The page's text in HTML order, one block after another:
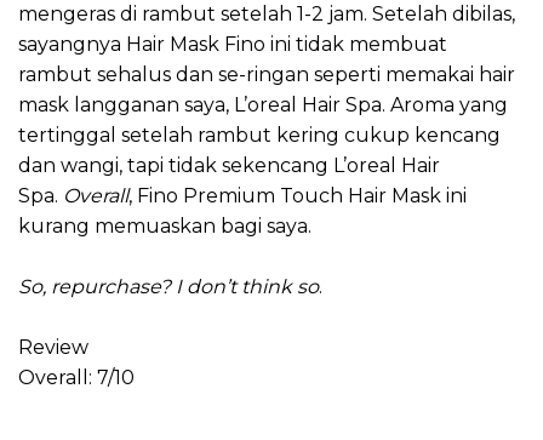
mengeras di rambut setelah 1-2 jam. Setelah dibilas,
sayangnya Hair Mask Fino ini tidak membuat
rambut sehalus dan se-ringan seperti memakai hair
mask langganan saya, L’oreal Hair Spa. Aroma yang
tertinggal setelah rambut kering cukup kencang
dan wangi, tapi tidak sekencang L’oreal Hair
Spa. Overall, Fino Premium Touch Hair Mask ini
kurang memuaskan bagi saya.
So, repurchase? I don’t think so.
Review
Overall: 7/10